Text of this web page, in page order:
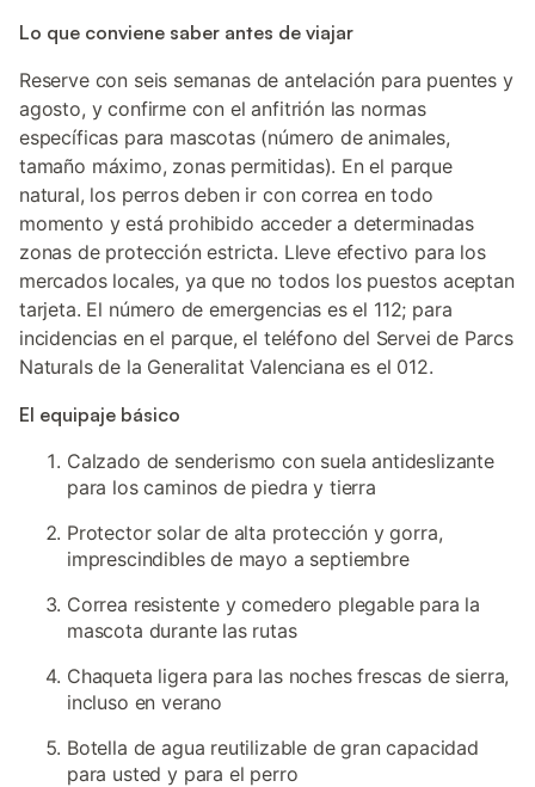
Lo que conviene saber antes de viajar
Reserve con seis semanas de antelación para puentes y
agosto, y confirme con el anfitrión las normas
específicas para mascotas (número de animales,
tamaño máximo, zonas permitidas). En el parque
natural, los perros deben ir con correa en todo
momento y está prohibido acceder a determinadas
zonas de protección estricta. Lleve efectivo para los
mercados locales, ya que no todos los puestos aceptan
tarjeta. El número de emergencias es el 112; para
incidencias en el parque, el teléfono del Servei de Parcs
Naturals de la Generalitat Valenciana es el 012.
El equipaje básico
Calzado de senderismo con suela antideslizante
para los caminos de piedra y tierra
Protector solar de alta protección y gorra,
imprescindibles de mayo a septiembre
Correa resistente y comedero plegable para la
mascota durante las rutas
Chaqueta ligera para las noches frescas de sierra,
incluso en verano
Botella de agua reutilizable de gran capacidad
para usted y para el perro